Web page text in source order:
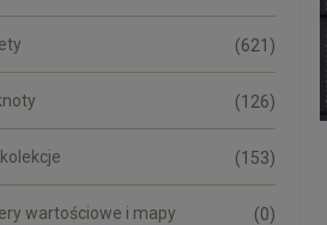
(621)
(126)
kolekcje (153)
wartościowe i mapy (0)